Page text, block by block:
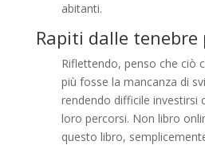
abitanti.
Rapiti dalle tenebre
Riflettendo, penso che ciò
più fosse la mancanza di
rendendo difficile investirsi
loro percorsi. Non libro
questo libro,